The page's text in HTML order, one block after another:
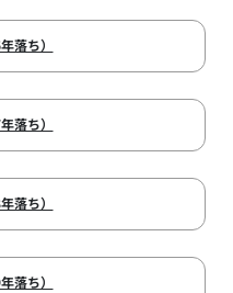
落ち）
落ち）
落ち）
落ち）